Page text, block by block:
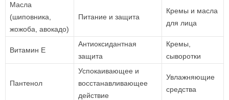
Масла
(шиповника,
жожоба, авокадо)
Питание и защита
Кремы и масла
для лица
Витамин E
Антиоксидантная
защита
Кремы,
сыворотки
Пантенол
Успокаивающее и
восстанавливающее
действие
Увлажняющие
средства